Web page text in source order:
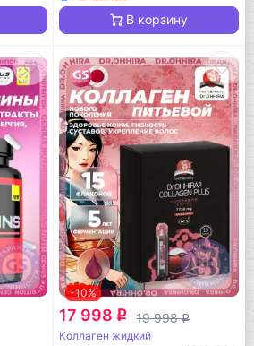
В корзину
-10%
17 998 q 19 998q
Коллаген жидкий